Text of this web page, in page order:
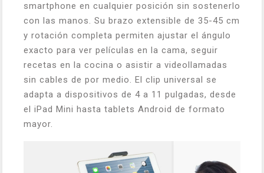
smartphone en cualquier posición sin sostenerlo
con las manos. Su brazo extensible de 35-45 cm
y rotación completa permiten ajustar el ángulo
exacto para ver películas en la cama, seguir
recetas en la cocina o asistir a videollamadas
sin cables de por medio. El clip universal se
adapta a dispositivos de 4 a 11 pulgadas, desde
el iPad Mini hasta tablets Android de formato
mayor.